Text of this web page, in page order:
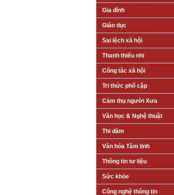
Gia đình
Giáo dục
Sai lệch xã hội
Thanh thiếu nhi
Công tác xã hội
Tri thức phổ cập
Cảm thụ người Xưa
Văn học & Nghệ thuật
Thi đàm
Văn hóa Tâm linh
Thông tin tư liệu
Sức khỏe
Công nghệ thông tin